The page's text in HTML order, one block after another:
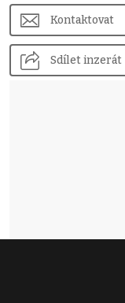
Kontaktovat
Sdílet inzerát